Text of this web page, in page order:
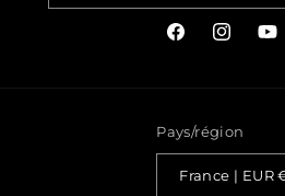
FacebookInstagram
Pays/région